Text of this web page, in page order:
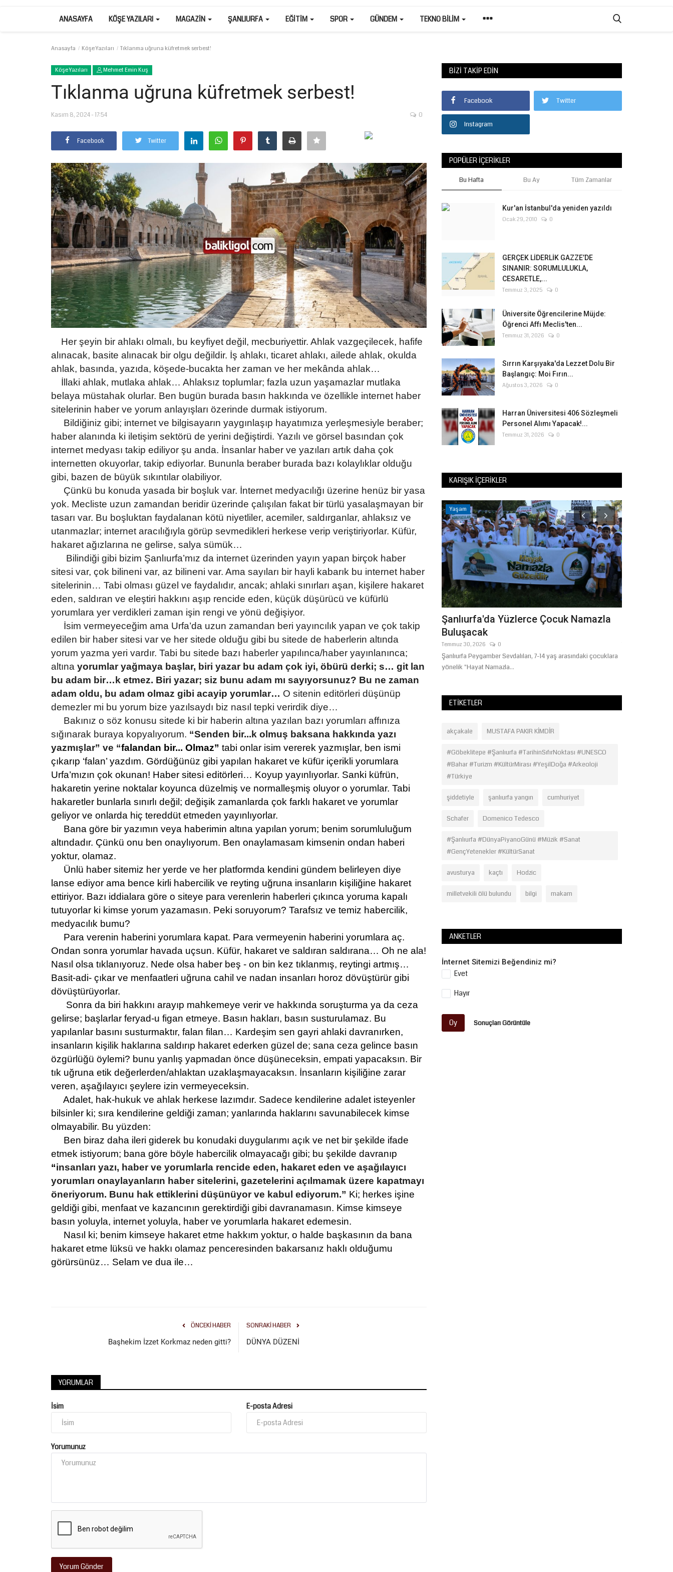
ANASAYFA KÖŞE YAZILARI MAGAZIN ŞANLIURFA EĞITIM SPOR GÜNDEM TEKNO BILIM
Anasayfa Köşe Yazıları Tıklanma uğruna küfretmek serbest!
Köşe Yazıları Mehmet Emin Kuş
Tıklanma uğruna küfretmek serbest!
Kasım 8, 2024 - 17:54 0
Facebook Twitter
Her şeyin bir ahlakı olmalı, bu keyfiyet değil, mecburiyettir. Ahlak vazgeçilecek, hafife
alınacak, basite alınacak bir olgu değildir. İş ahlakı, ticaret ahlakı, ailede ahlak, okulda
ahlak, basında, yazıda, köşede-bucakta her zaman ve her mekânda ahlak…
İllaki ahlak, mutlaka ahlak… Ahlaksız toplumlar; fazla uzun yaşamazlar mutlaka
belaya müstahak olurlar. Ben bugün burada basın hakkında ve özellikle internet haber
sitelerinin haber ve yorum anlayışları özerinde durmak istiyorum.
Bildiğiniz gibi; internet ve bilgisayarın yaygınlaşıp hayatımıza yerleşmesiyle beraber;
haber alanında ki iletişim sektörü de yerini değiştirdi. Yazılı ve görsel basından çok
internet medyası takip ediliyor şu anda. İnsanlar haber ve yazıları artık daha çok
internetten okuyorlar, takip ediyorlar. Bununla beraber burada bazı kolaylıklar olduğu
gibi, bazen de büyük sıkıntılar olabiliyor.
Çünkü bu konuda yasada bir boşluk var. İnternet medyacılığı üzerine henüz bir yasa
yok. Mecliste uzun zamandan beridir üzerinde çalışılan fakat bir türlü yasalaşmayan bir
tasarı var. Bu boşluktan faydalanan kötü niyetliler, acemiler, saldırganlar, ahlaksız ve
utanmazlar; internet aracılığıyla görüp sevmedikleri herkese verip veriştiriyorlar. Küfür,
hakaret ağızlarına ne gelirse, salya sümük…
Bilindiği gibi bizim Şanlıurfa’mız da internet üzerinden yayın yapan birçok haber
sitesi var, çok bilineni var, az bilineni var. Ama sayıları bir hayli kabarık bu internet haber
sitelerinin… Tabi olması güzel ve faydalıdır, ancak; ahlaki sınırları aşan, kişilere hakaret
eden, saldıran ve eleştiri hakkını aşıp rencide eden, küçük düşürücü ve küfürlü
yorumlara yer verdikleri zaman işin rengi ve yönü değişiyor.
İsim vermeyeceğim ama Urfa’da uzun zamandan beri yayıncılık yapan ve çok takip
edilen bir haber sitesi var ve her sitede olduğu gibi bu sitede de haberlerin altında
yorum yazma yeri vardır. Tabi bu sitede bazı haberler yapılınca/haber yayınlanınca;
altına yorumlar yağmaya başlar, biri yazar bu adam çok iyi, öbürü derki; s… git lan
bu adam bir…k etmez. Biri yazar; siz bunu adam mı sayıyorsunuz? Bu ne zaman
adam oldu, bu adam olmaz gibi acayip yorumlar… O sitenin editörleri düşünüp
demezler mi bu yorum bize yazılsaydı biz nasıl tepki verirdik diye…
Bakınız o söz konusu sitede ki bir haberin altına yazılan bazı yorumları affınıza
sığınarak buraya kopyalıyorum. “Senden bir...k olmuş baksana hakkında yazı
yazmışlar” ve “falandan bir... Olmaz” tabi onlar isim vererek yazmışlar, ben ismi
çıkarıp ‘falan’ yazdım. Gördüğünüz gibi yapılan hakaret ve küfür içerikli yorumlara
Urfa’mızın çok okunan! Haber sitesi editörleri… Koyup yayınlıyorlar. Sanki küfrün,
hakaretin yerine noktalar koyunca düzelmiş ve normalleşmiş oluyor o yorumlar. Tabi
hakaretler bunlarla sınırlı değil; değişik zamanlarda çok farklı hakaret ve yorumlar
geliyor ve onlarda hiç tereddüt etmeden yayınlıyorlar.
Bana göre bir yazımın veya haberimin altına yapılan yorum; benim sorumluluğum
altındadır. Çünkü onu ben onaylıyorum. Ben onaylamasam kimsenin ondan haberi
yoktur, olamaz.
Ünlü haber sitemiz her yerde ve her platformda kendini gündem belirleyen diye
lanse ediyor ama bence kirli habercilik ve reyting uğruna insanların kişiliğine hakaret
ettiriyor. Bazı iddialara göre o siteye para verenlerin haberleri çıkınca yoruma kapalı
tutuyorlar ki kimse yorum yazamasın. Peki soruyorum? Tarafsız ve temiz habercilik,
medyacılık bumu?
Para verenin haberini yorumlara kapat. Para vermeyenin haberini yorumlara aç.
Ondan sonra yorumlar havada uçsun. Küfür, hakaret ve saldıran saldırana… Oh ne ala!
Nasıl olsa tıklanıyoruz. Nede olsa haber beş - on bin kez tıklanmış, reytingi artmış…
Basit-adi- çıkar ve menfaatleri uğruna cahil ve nadan insanları horoz dövüştürür gibi
dövüştürüyorlar.
Sonra da biri hakkını arayıp mahkemeye verir ve hakkında soruşturma ya da ceza
gelirse; başlarlar feryad-u figan etmeye. Basın hakları, basın susturulamaz. Bu
yapılanlar basını susturmaktır, falan filan… Kardeşim sen gayri ahlaki davranırken,
insanların kişilik haklarına saldırıp hakaret ederken güzel de; sana ceza gelince basın
özgürlüğü öylemi? bunu yanlış yapmadan önce düşüneceksin, empati yapacaksın. Bir
tık uğruna etik değerlerden/ahlaktan uzaklaşmayacaksın. İnsanların kişiliğine zarar
veren, aşağılayıcı şeylere izin vermeyeceksin.
Adalet, hak-hukuk ve ahlak herkese lazımdır. Sadece kendilerine adalet isteyenler
bilsinler ki; sıra kendilerine geldiği zaman; yanlarında haklarını savunabilecek kimse
olmayabilir. Bu yüzden:
Ben biraz daha ileri giderek bu konudaki duygularımı açık ve net bir şekilde ifade
etmek istiyorum; bana göre böyle habercilik olmayacağı gibi; bu şekilde davranıp
“insanları yazı, haber ve yorumlarla rencide eden, hakaret eden ve aşağılayıcı
yorumları onaylayanların haber sitelerini, gazetelerini açılmamak üzere kapatmayı
öneriyorum. Bunu hak ettiklerini düşünüyor ve kabul ediyorum.” Ki; herkes işine
geldiği gibi, menfaat ve kazancının gerektirdiği gibi davranamasın. Kimse kimseye
basın yoluyla, internet yoluyla, haber ve yorumlarla hakaret edemesin.
Nasıl ki; benim kimseye hakaret etme hakkım yoktur, o halde başkasının da bana
hakaret etme lüksü ve hakkı olamaz penceresinden bakarsanız haklı olduğumu
görürsünüz… Selam ve dua ile…
ÖNCEKI HABER
Başhekim İzzet Korkmaz neden gitti?
SONRAKI HABER
DÜNYA DÜZENİ
YORUMLAR
İsim E-posta Adresi
Yorumunuz
Yorum Gönder
BIZI TAKIP EDIN
Facebook Twitter
Instagram
POPÜLER İÇERIKLER
Bu Hafta Bu Ay Tüm Zamanlar
Kur'an İstanbul'da yeniden yazıldı
Ocak 29, 2010 0
GERÇEK LİDERLİK GAZZE’DE
SINANIR: SORUMLULUKLA,
CESARETLE,...
Temmuz 3, 2025 0
Üniversite Öğrencilerine Müjde:
Öğrenci Affı Meclis'ten...
Temmuz 31, 2026 0
Sırrın Karşıyaka'da Lezzet Dolu Bir
Başlangıç: Moi Fırın...
Ağustos 3, 2026 0
Harran Üniversitesi 406 Sözleşmeli
Personel Alımı Yapacak!...
Temmuz 31, 2026 0
KARIŞIK İÇERIKLER
Dünya
Ankara'dan Peş Peşe Açıklamalar: ABD-
İran Geriliminin Ardından...
Haziran 15, 2026 0
ABD-İran arasındaki kritik sürecin sona ermesiyle birlikte
Ankara'dan peş peşe açıklamalar...
Eğitim
Milyonların Beklediği Gün Geldi: 2026
KPSS Başvuruları...
Temmuz 1, 2026 0
Ölçme, Seçme ve Yerleştirme Merkezi (ÖSYM), 2026-KPSS
Lisans başvurularının başladığını...
Yaşam
Şanlıurfa'da Yüzlerce Çocuk Namazla
Buluşacak
Temmuz 30, 2026 0
Şanlıurfa Peygamber Sevdalıları, 7-14 yaş arasındaki çocuklara
yönelik "Hayat Namazla...
ETIKETLER
akçakale MUSTAFA PAKIR KİMDİR
#Göbeklitepe #Şanlıurfa #TarihinSıfırNoktası #UNESCO
#Bahar #Turizm #KültürMirası #YeşilDoğa #Arkeoloji
#Türkiye
şiddetiyle şanlıurfa yangın cumhuriyet
Schafer Domenico Tedesco
#Şanlıurfa #DünyaPiyanoGünü #Müzik #Sanat
#GençYetenekler #KültürSanat
avusturya kaçtı Hodzic
milletvekili ölü bulundu bilgi makam
ANKETLER
İnternet Sitemizi Beğendiniz mi?
Evet
Hayır
Oy Sonuçları Görüntüle